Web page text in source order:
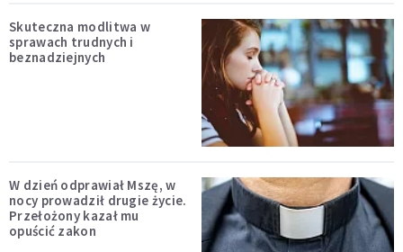
Skuteczna modlitwa w
sprawach trudnych i
beznadziejnych
W dzień odprawiał Mszę, w
nocy prowadził drugie życie.
Przełożony kazał mu
opuścić zakon